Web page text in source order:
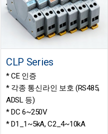
CLP Series
* CE 인증
* 각종 통신라인 보호 (RS485,
ADSL 등)
* DC 6~250V
* D1_1~5kA, C2_4~10kA